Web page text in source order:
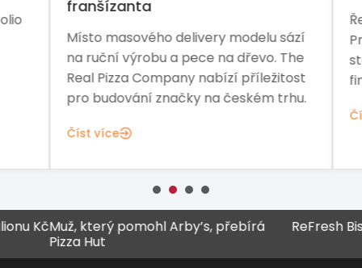
franšízanta
Místo masového delivery modelu sází
na ruční výrobu a pece na dřevo. The
Real Pizza Company nabízí příležitost
pro budování značky na českém trhu.
Číst více
Muž, který pomohl Arby’s, přebírá
Pizza Hut
ReFresh Bistro